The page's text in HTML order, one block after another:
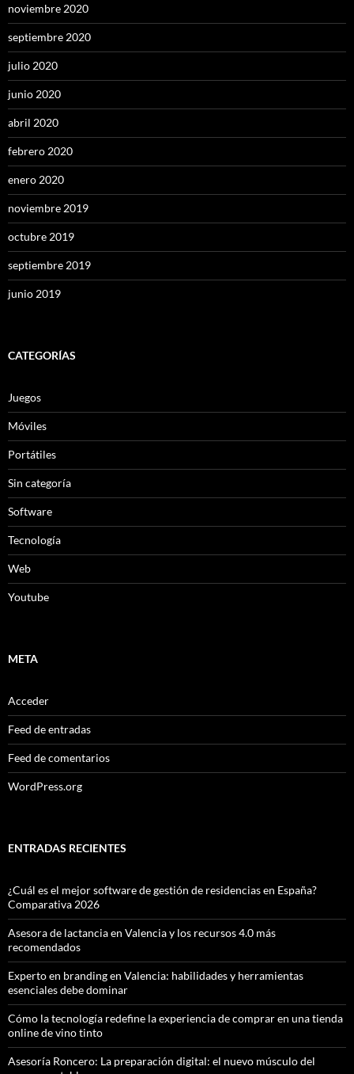
noviembre 2020
septiembre 2020
julio 2020
junio 2020
abril 2020
febrero 2020
enero 2020
noviembre 2019
octubre 2019
septiembre 2019
junio 2019
CATEGORÍAS
Juegos
Móviles
Portátiles
Sin categoría
Software
Tecnología
Web
Youtube
META
Acceder
Feed de entradas
Feed de comentarios
WordPress.org
ENTRADAS RECIENTES
¿Cuál es el mejor software de gestión de residencias en España?
Comparativa 2026
Asesora de lactancia en Valencia y los recursos 4.0 más
recomendados
Experto en branding en Valencia: habilidades y herramientas
esenciales debe dominar
Cómo la tecnología redefine la experiencia de comprar en una tienda
online de vino tinto
Asesoría Roncero: La preparación digital: el nuevo músculo del